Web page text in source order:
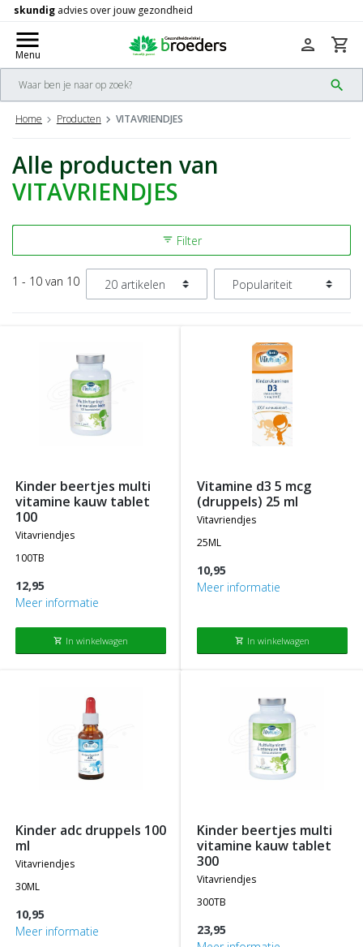
check Gratisverzending vanaf 50,-
menu
Menu
search
person shopping_cart
Home Producten VITAVRIENDJES
Alle producten van
VITAVRIENDJES
filter_list Filter
1 - 10 van 10
kinder beertjes multi
vitamine kauw tablet
100
vitavriendjes
100TB
12,95
Meer informatie
shopping_cart In winkelwagen
vitamine d3 5 mcg
(druppels) 25 ml
vitavriendjes
25ML
10,95
Meer informatie
shopping_cart In winkelwagen
kinder adc druppels 100
ml
vitavriendjes
30ML
10,95
Meer informatie
kinder beertjes multi
vitamine kauw tablet
300
vitavriendjes
300TB
23,95